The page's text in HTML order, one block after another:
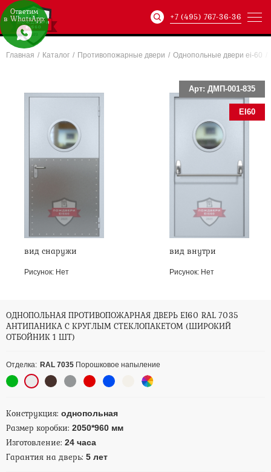
Артикул: ХХХ-xxx-
+7 (495) 767-36-36
Главная / Каталог / Противопожарные двери / Однопольные двери ei-60
Арт: ДМП-001-835
EI60
вид снаружи
Рисунок: Нет
вид внутри
Рисунок: Нет
ОДНОПОЛЬНАЯ ПРОТИВОПОЖАРНАЯ ДВЕРЬ EI60 RAL 7035
АНТИПАНИКА С КРУГЛЫМ СТЕКЛОПАКЕТОМ (ШИРОКИЙ
ОТБОЙНИК 1 ШТ)
Отделка: RAL 7035 Порошковое напыление
Конструкция: однопольная
Размер коробки: 2050*960 мм
Изготовление: 24 часа
Гарантия на дверь: 5 лет
Ответим
в WhatsApp: